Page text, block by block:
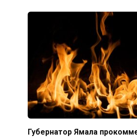
Губернатор Ямала